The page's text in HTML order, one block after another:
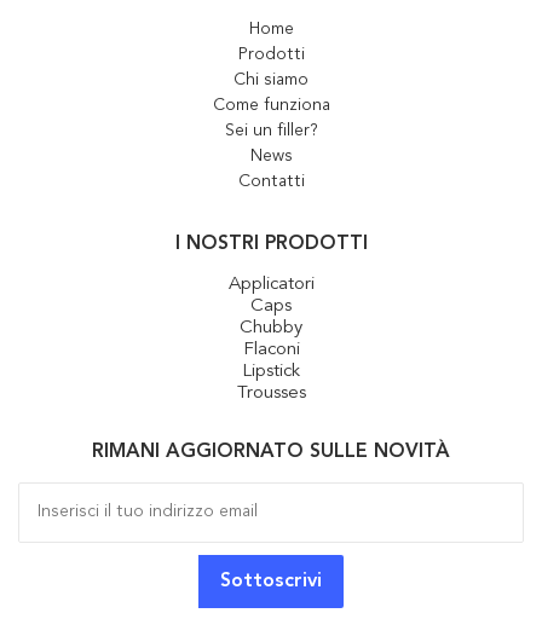
Home
Prodotti
Chi siamo
Come funziona
Sei un filler?
News
Contatti
I NOSTRI PRODOTTI
Applicatori
Caps
Chubby
Flaconi
Lipstick
Trousses
RIMANI AGGIORNATO SULLE NOVITÀ